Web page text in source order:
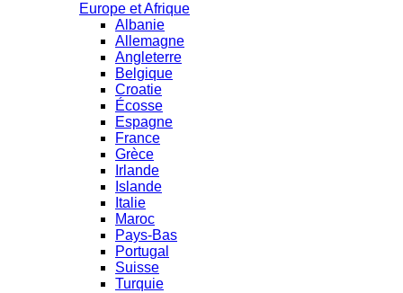
Europe et Afrique
Albanie
Allemagne
Angleterre
Belgique
Croatie
Écosse
Espagne
France
Grèce
Irlande
Islande
Italie
Maroc
Pays-Bas
Portugal
Suisse
Turquie